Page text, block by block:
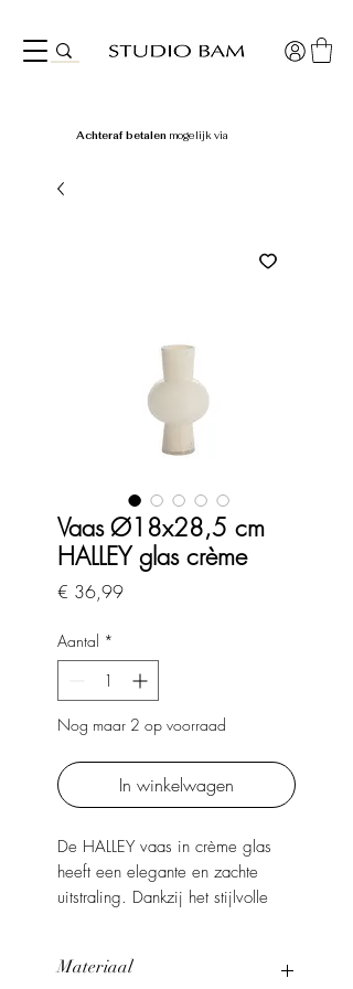
Achteraf betalen mogelijk via
Vaas Ø18x28,5 cm
HALLEY glas crème
€ 36,99Prijs
Aantal *
Nog maar 2 op voorraad
In winkelwagen
De HALLEY vaas in crème glas
heeft een elegante en zachte
uitstraling. Dankzij het stijlvolle
interieur. Prachtig met een bos
Materiaal